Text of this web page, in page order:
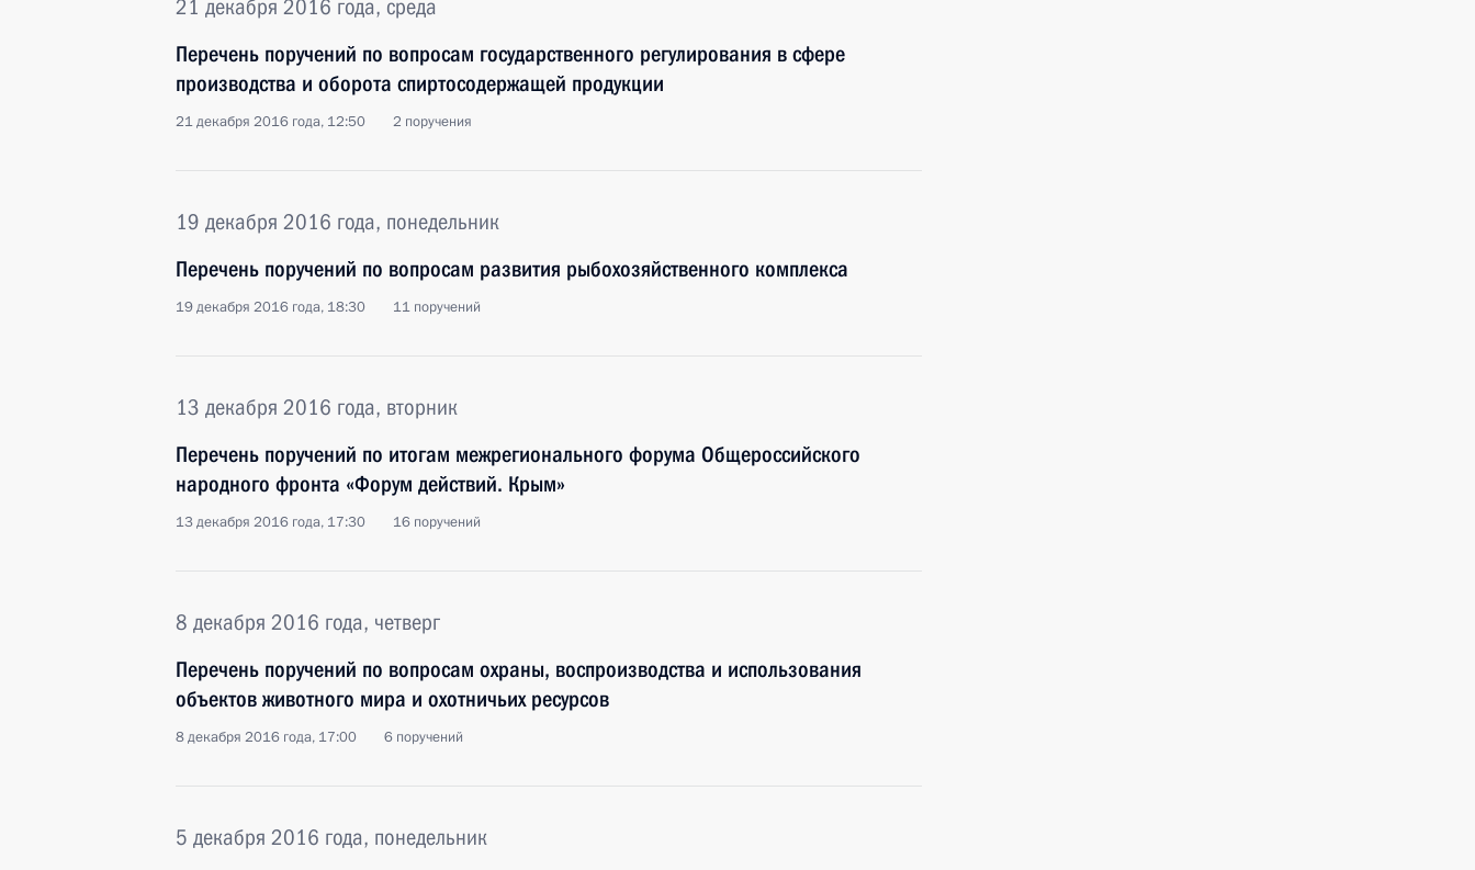
21 декабря 2016 года, среда
Перечень поручений по вопросам государственного регулирования в сфере
производства и оборота спиртосодержащей продукции
21 декабря 2016 года, 12:50 2 поручения
19 декабря 2016 года, понедельник
Перечень поручений по вопросам развития рыбохозяйственного комплекса
19 декабря 2016 года, 18:30 11 поручений
13 декабря 2016 года, вторник
Перечень поручений по итогам межрегионального форума Общероссийского
народного фронта «Форум действий. Крым»
13 декабря 2016 года, 17:30 16 поручений
8 декабря 2016 года, четверг
Перечень поручений по вопросам охраны, воспроизводства и использования
объектов животного мира и охотничьих ресурсов
8 декабря 2016 года, 17:00 6 поручений
5 декабря 2016 года, понедельник